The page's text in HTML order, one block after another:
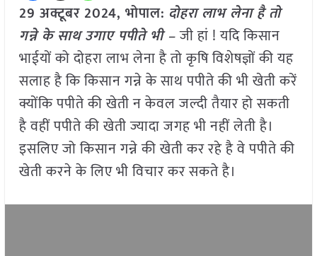
29 अक्टूबर 2024, भोपाल: दोहरा लाभ लेना है तो
गन्ने के साथ उगाए पपीते भी –जी हां ! यदि किसान
भाईयों को दोहरा लाभ लेना है तो कृषि विशेषज्ञों की यह
सलाह है कि किसान गन्ने के साथ पपीते की भी खेती करें
क्योंकि पपीते की खेती न केवल जल्दी तैयार हो सकती
है वहीं पपीते की खेती ज्यादा जगह भी नहीं लेती है।
इसलिए जो किसान गन्ने की खेती कर रहे है वे पपीते की
खेती करने के लिए भी विचार कर सकते है।